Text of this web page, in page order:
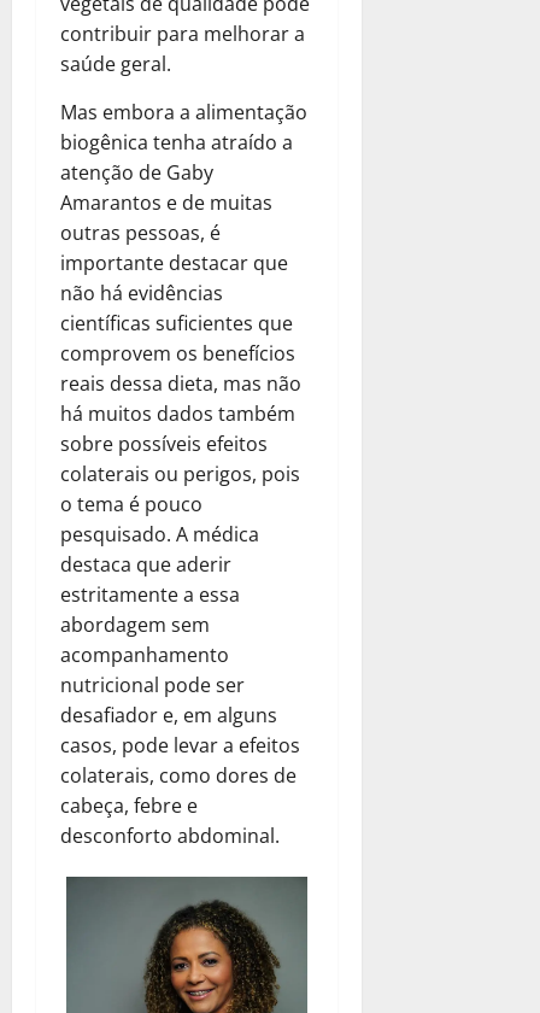
contribuir para melhorar a
saúde geral.
Mas embora a alimentação
biogênica tenha atraído a
atenção de Gaby
Amarantos e de muitas
outras pessoas, é
importante destacar que
não há evidências
científicas suficientes que
comprovem os benefícios
reais dessa dieta, mas não
há muitos dados também
sobre possíveis efeitos
colaterais ou perigos, pois
o tema é pouco
pesquisado. A médica
destaca que aderir
estritamente a essa
abordagem sem
acompanhamento
nutricional pode ser
desafiador e, em alguns
casos, pode levar a efeitos
colaterais, como dores de
cabeça, febre e
desconforto abdominal.